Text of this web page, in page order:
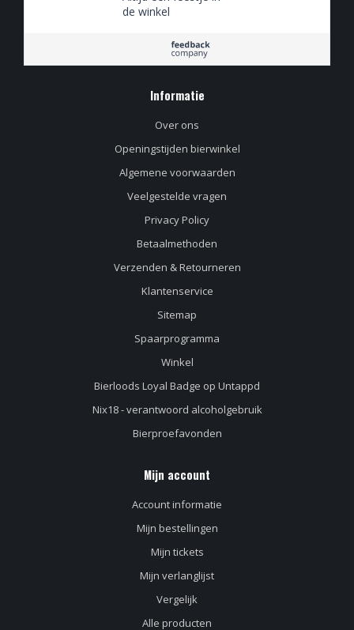
de winkel
Informatie
Over ons
Openingstijden bierwinkel
Algemene voorwaarden
Veelgestelde vragen
Privacy Policy
Betaalmethoden
Verzenden & Retourneren
Klantenservice
Sitemap
Spaarprogramma
Winkel
Bierloods Loyal Badge op Untappd
Nix18 - verantwoord alcoholgebruik
Bierproefavonden
Mijn account
Account informatie
Mijn bestellingen
Mijn tickets
Mijn verlanglijst
Vergelijk
Alle producten